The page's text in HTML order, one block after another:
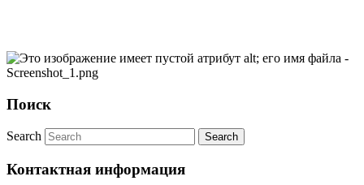
Поиск
Search
Контактная информация